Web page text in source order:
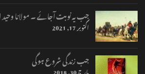
جب یہ نوبت آجائے ۔ مولانا
اکتوبر 17, 2021
جب زندگی شروع ہوگی